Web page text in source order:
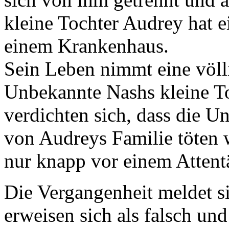
kleine Tochter Audrey hat
einem Krankenhaus.
Sein Leben nimmt eine
Unbekannte Nashs kleine
verdichten sich, dass die
von Audreys Familie töten
nur knapp vor einem
Die Vergangenheit meldet
erweisen sich als falsch